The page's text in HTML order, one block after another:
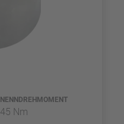
NENNDREHMOMENT
45 Nm